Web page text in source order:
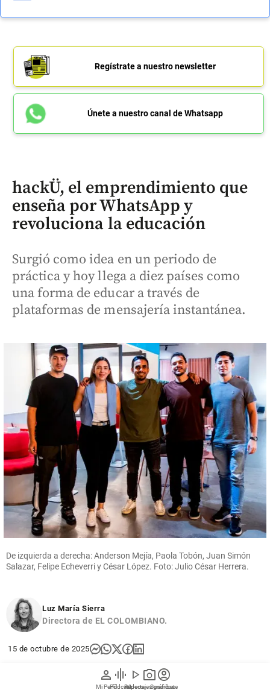
person
Mi Perfil
graphic_eq
Pódcast
play_arrow
Videos
photo_camera
Reportajes gráficos
account_circle
Suscríbete
Regístrate a nuestro newsletter
Únete a nuestro canal de Whatsapp
hackÜ, el emprendimiento que
enseña por WhatsApp y
revoluciona la educación
Surgió como idea en un periodo de
práctica y hoy llega a diez países como
una forma de educar a través de
plataformas de mensajería instantánea.
De izquierda a derecha: Anderson Mejía, Paola Tobón, Juan Simón
Salazar, Felipe Echeverri y César López. Foto: Julio César Herrera.
Luz María Sierra
Directora de EL COLOMBIANO.
15 de octubre de 2025
Convertir el aprendizaje en una experiencia ágil,